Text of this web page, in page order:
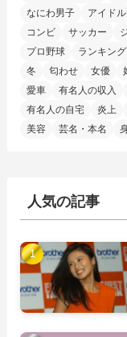
なにわ男子
アイドル
コンビ
サッカー
プロ野球
ランキング
冬
匂わせ 女優
愛車
有名人の収入
有名人の自宅
炎上
美容
芸名・本名
人気の記事